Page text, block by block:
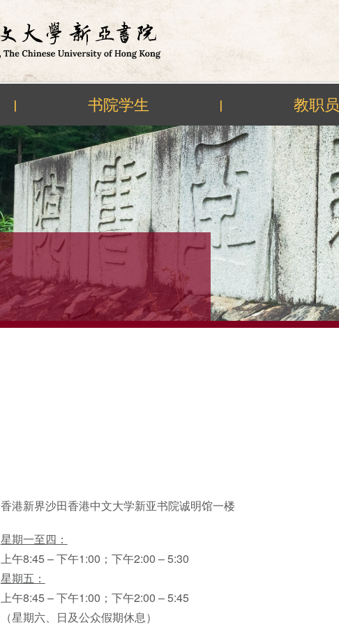
| 书院学生 | 教职员
香港新界沙田香港中文大学新亚书院诚明馆一楼
星期一至四：
上午8:45 – 下午1:00；下午2:00 – 5:30
星期五：
上午8:45 – 下午1:00；下午2:00 – 5:45
（星期六、日及公众假期休息）